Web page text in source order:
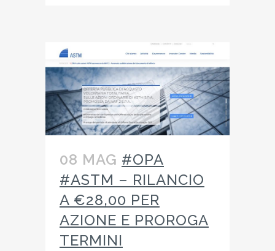
08 MAG #OPA
#ASTM – RILANCIO
A €28,00 PER
AZIONE E PROROGA
TERMINI